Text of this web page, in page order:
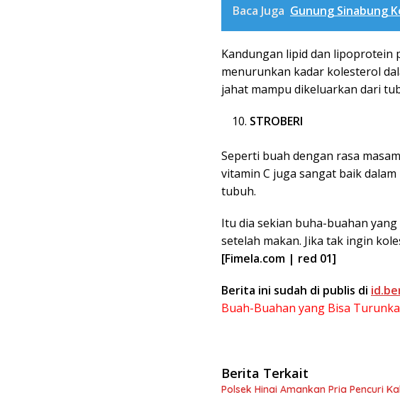
Baca Juga Gunung Sinabung
Kandungan lipid dan lipoprotein
menurunkan kadar kolesterol
jahat mampu dikeluarkan dari
STROBERI
Seperti buah dengan rasa
vitamin C juga sangat baik
tubuh.
Itu dia sekian buha-buahan
setelah makan. Jika tak ingin
[Fimela.com | red 01]
Berita ini sudah di publis di
Buah-Buahan yang Bisa
Berita Terkait
Polsek Hinai Amankan Pria Pencuri